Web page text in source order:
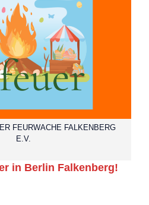
FEURWACHE FALKENBERG
E.V.
in Berlin Falkenberg!